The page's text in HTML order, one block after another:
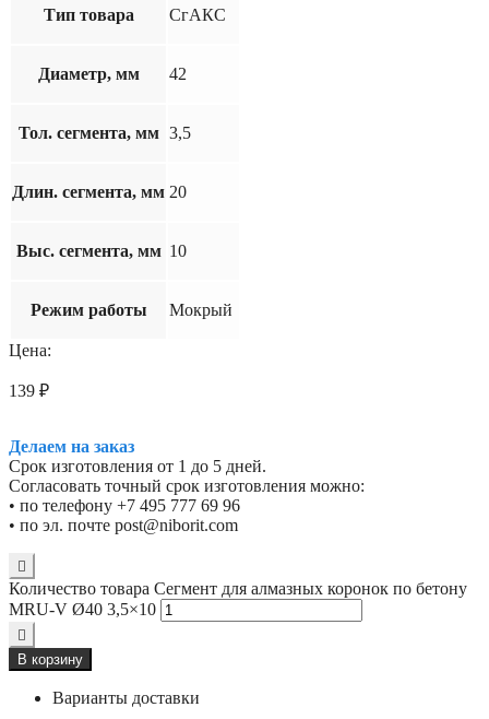
Тип товара СгАКС
Диаметр, мм 42
Тол. сегмента, мм 3,5
Длин. сегмента, мм 20
Выс. сегмента, мм 10
Режим работы Мокрый
Цена:
139 ₽
Делаем на заказ
Срок изготовления от 1 до 5 дней.
Согласовать точный срок изготовления можно:
• по телефону +7 495 777 69 96
• по эл. почте post@niborit.com
Количество товара Сегмент для алмазных коронок по бетону
MRU-V Ø40 3,5×10
В корзину
Варианты доставки